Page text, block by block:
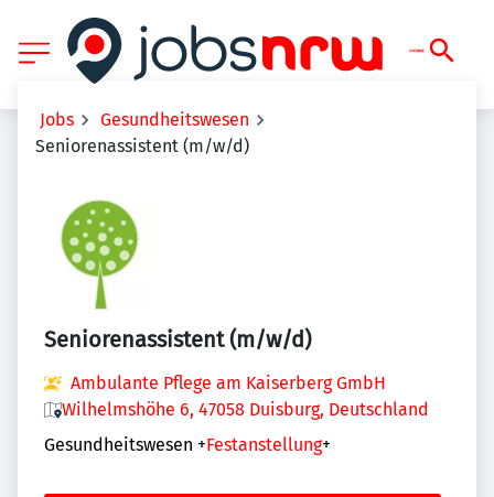
Jobs
Gesundheitswesen
Seniorenassistent (m/w/d)
Seniorenassistent (m/w/d)
Ambulante Pflege am Kaiserberg GmbH
Wilhelmshöhe 6, 47058 Duisburg, Deutschland
Gesundheitswesen +Festanstellung+